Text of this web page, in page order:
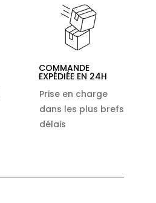
COMMANDE
EXPÉDIÉE EN 24H
Prise en charge
dans les plus brefs
délais